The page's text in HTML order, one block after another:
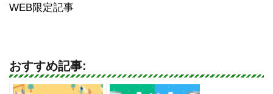
WEB限定記事
おすすめ記事: